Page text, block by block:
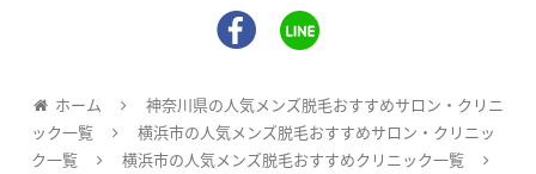
ホーム
神奈川県の人気メンズ脱毛おすすめサロン・クリニ
ック一覧
横浜市の人気メンズ脱毛おすすめサロン・クリニッ
ク一覧
横浜市の人気メンズ脱毛おすすめクリニック一覧